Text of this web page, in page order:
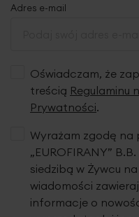
Adres e-mail
Oświadczam, że
treścią Regulaminu
Prywatności.
Wyrażam zgodę na
„EUROFIRANY”
siedzibą w Żywcu
wiadomości
informacje o